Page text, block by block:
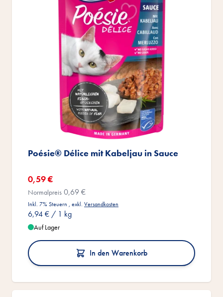
Poésie® Délice mit Kabeljau in Sauce
Sonderangebot
0,59 €
Normalpreis 0,69 €
Inkl. 7% Steuern , exkl. Versandkosten
6,94 € / 1 kg
Auf Lager
In den Warenkorb